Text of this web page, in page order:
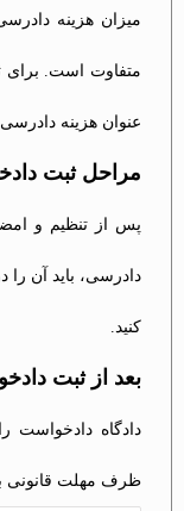
میزان هزینه
متفاوت است. برای
عنوان هزینه دادرسی
مراحل ثبت
پس از تنظیم و
دادرسی، باید آن را
کنید.
بعد از ثبت
دادگاه دادخواست
ظرف مهلت قانونی